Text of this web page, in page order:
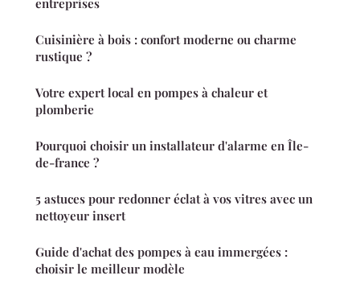
entreprises
Cuisinière à bois : confort moderne ou charme
rustique ?
Votre expert local en pompes à chaleur et
plomberie
Pourquoi choisir un installateur d'alarme en Île-
de-france ?
5 astuces pour redonner éclat à vos vitres avec un
nettoyeur insert
Guide d'achat des pompes à eau immergées :
choisir le meilleur modèle